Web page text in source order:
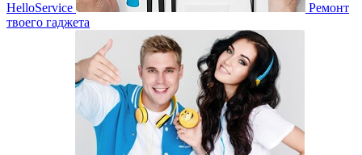
HelloService
Ремонт
твоего гаджета